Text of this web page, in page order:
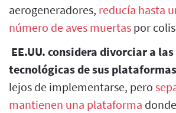
aerogeneradores, reducía hasta
número de aves muertas por
EE.UU. considera divorciar a
tecnológicas de sus
lejos de implementarse, pero
mantienen una plataforma